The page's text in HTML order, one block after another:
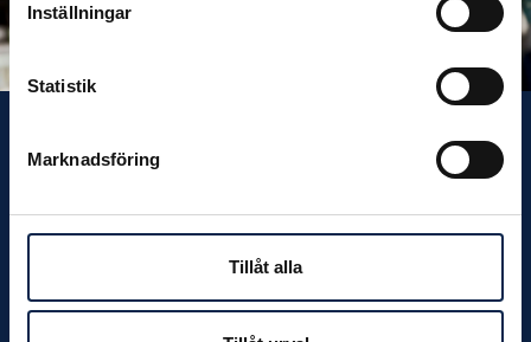
Inställningar
Statistik
Marknadsföring
Tillåt alla
Om Scen & Film
Kontakta oss